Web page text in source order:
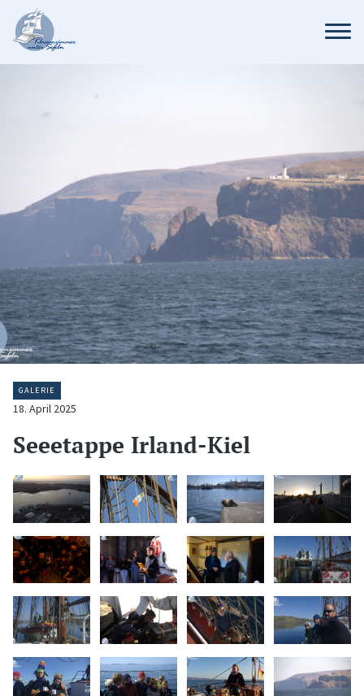
GALERIE
18. April 2025
Seeetappe Irland-Kiel